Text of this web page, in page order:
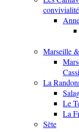
Marseille
La
Le
La
Sète